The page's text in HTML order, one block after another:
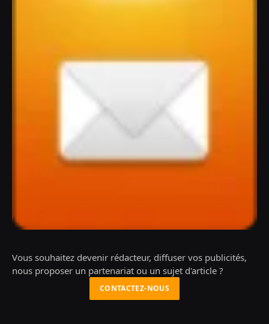
Vous souhaitez devenir rédacteur, diffuser vos publicités,
nous proposer un partenariat ou un sujet d'article ?
CONTACTEZ-NOUS